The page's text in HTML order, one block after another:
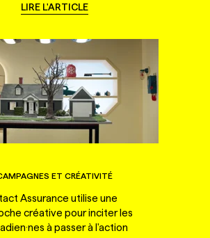
LIRE L'ARTICLE
ET CRÉATIVITÉ
Assurance utilise une
créative pour inciter les
à passer à l'action